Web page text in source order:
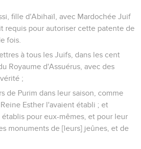
fille d'Abihaïl, avec Mardochée Juif
requis pour autoriser cette patente de
fois.
à tous les Juifs, dans les cent
Royaume d'Assuérus, avec des
;
de Purim dans leur saison, comme
Esther l'avaient établi ; et
pour eux-mêmes, et pour leur
monuments de [leurs] jeûnes, et de